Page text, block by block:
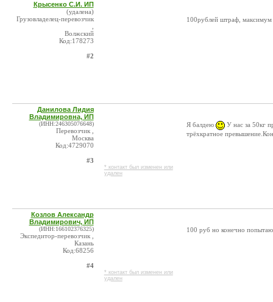
Крысенко С.И. ИП
(удалена)
Грузовладелец-перевозчик
Волжский
Код:178273
#2
100рублей штраф,
Данилова Лидия
Владимировна, ИП
(ИНН:246305076648)
Перевозчик ,
Москва
Код:4729070
#3
* контакт был изменен или
удален
Я балдею
У нас за 50кг
трёхкратное
Козлов Александр
Владимирович, ИП
(ИНН:166102376325)
Экспедитор-перевозчик ,
Казань
Код:68256
#4
* контакт был изменен или
удален
100 руб но конечно